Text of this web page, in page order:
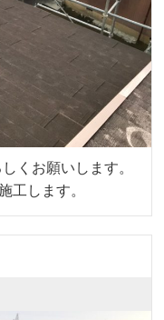
くお願いします。
工します。